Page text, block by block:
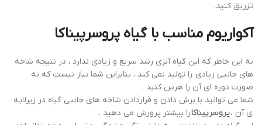
تزریق کنید.
آکواریوم مناسب با گیاه پروسرپیناکا
به این خاطر که این گیاه آبزی رشد سریع و زیادی ندارد ، در نتیجه شاخه
های جانبی زیادی را تولید نمی کند ، بنابراین شما نیاز نیست که به
صورت دوره ای آن را هرس کنید .
شما می توانید با برش دادن و قراردادن شاخه های جانبی گیاه در زیرلایه
ی آن ،پروسرپیناکارا بیشتر پرورش می دهید .